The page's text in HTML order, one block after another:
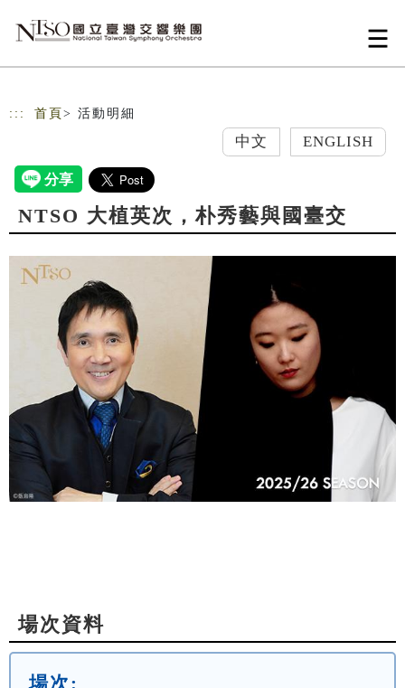
::: 首頁 > 活動明細
中文 ENGLISH
NTSO 大植英次，朴秀藝與國臺交
場次資料
場次: